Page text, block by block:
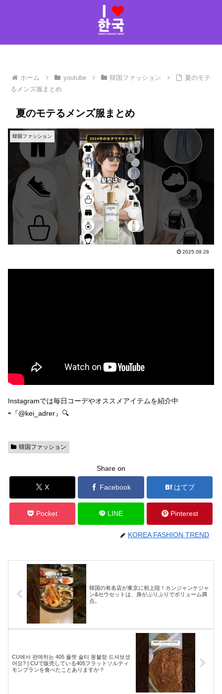
ホーム youtube 韓国ファッション
夏のモテ
るメンズ服まとめ
夏のモテるメンズ服まとめ
韓国ファッション
2025.09.28
Instagramでは毎日コーデやオススメアイテムを紹介中
⇨『@kei_adrer』🔍
韓国ファッション
Share on
X Facebook はてブ
Pocket LINE Pinterest
KOREA FASHION TREND
韓国の有名店が東京に初上陸！カンジャンケジャ
ン&セウセットは、身がぷりぷりでボリューム満
点。
CU에서 판매하는 405 플랫 솔티 몽블랑 드셔보셨
어요? | CUで販売している405フラットソルティ
モンブランを食べたことありますか？